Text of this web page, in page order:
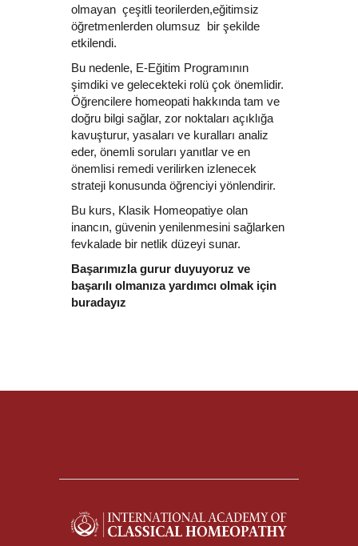
olmayan çeşitli teorilerden,eğitimsiz
öğretmenlerden olumsuz bir şekilde
etkilendi.
Bu nedenle, E-Eğitim Programının
şimdiki ve gelecekteki rolü çok önemlidir.
Öğrencilere homeopati hakkında tam ve
doğru bilgi sağlar, zor noktaları açıklığa
kavuşturur, yasaları ve kuralları analiz
eder, önemli soruları yanıtlar ve en
önemlisi remedi verilirken izlenecek
strateji konusunda öğrenciyi yönlendirir.
Bu kurs, Klasik Homeopatiye olan
inancın, güvenin yenilenmesini sağlarken
fevkalade bir netlik düzeyi sunar.
Başarımızla gurur duyuyoruz ve
başarılı olmanıza yardımcı olmak için
buradayız